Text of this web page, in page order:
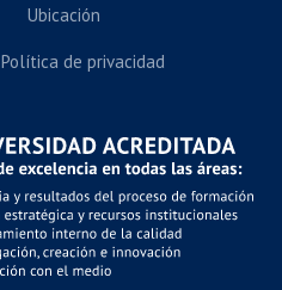
Ubicación
Política de privacidad